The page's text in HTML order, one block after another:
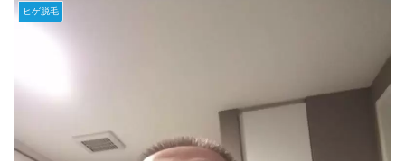
ヒゲ脱毛